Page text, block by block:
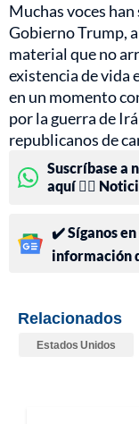
Muchas voces
Gobierno Trump,
material que no
existencia de vida
en un momento
por la guerra de
republicanos de
Suscríbase a
aquí 👉🏻
✔️ Síganos
información
Relacionados
Estados Unidos